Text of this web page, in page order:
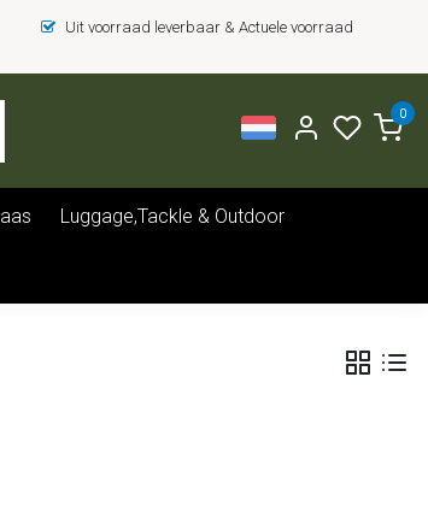
Uit voorraad leverbaar & Actuele voorraad
0
Luggage,Tackle & Outdoor